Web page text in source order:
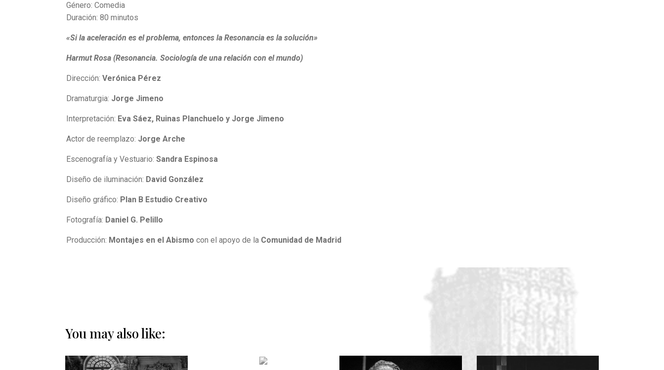
Género: Comedia
Duración: 80 minutos
«Si la aceleración es el problema, entonces la Resonancia es la solución»
Harmut Rosa (Resonancia. Sociología de una relación con el mundo)
Dirección:Verónica Pérez
Dramaturgia: Jorge Jimeno
Interpretación: Eva Sáez, Ruinas Planchuelo y Jorge Jimeno
Actor de reemplazo: Jorge Arche
Escenografía y Vestuario:Sandra Espinosa
Diseño de iluminación: David González
Diseño gráfico: Plan B Estudio Creativo
Fotografía: Daniel G. Pelillo
Producción: Montajes en el Abismo con el apoyo de la Comunidad de Madrid
You may also like: